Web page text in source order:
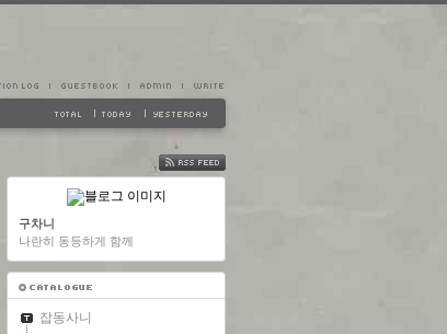
FEED
구차니
나란히 동등하게 함께
잡동사니